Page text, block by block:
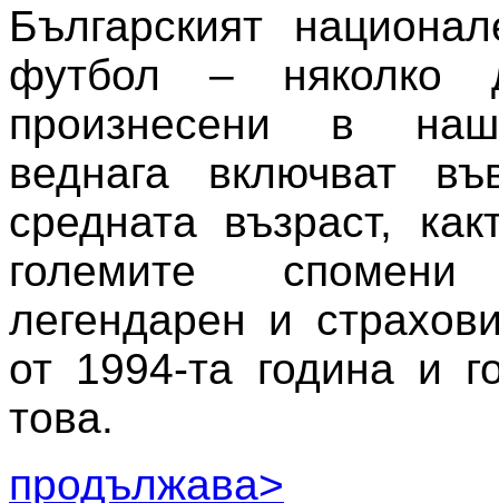
Българският
футбол – няколко
произнесени в
веднага включват
средната възраст,
големите
легендарен и
от 1994-та година и
това.
продължава>